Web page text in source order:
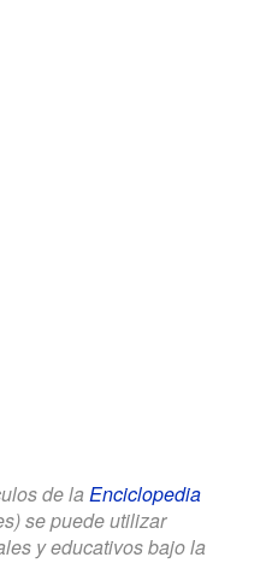
de la Enciclopedia
se puede utilizar
y educativos bajo la